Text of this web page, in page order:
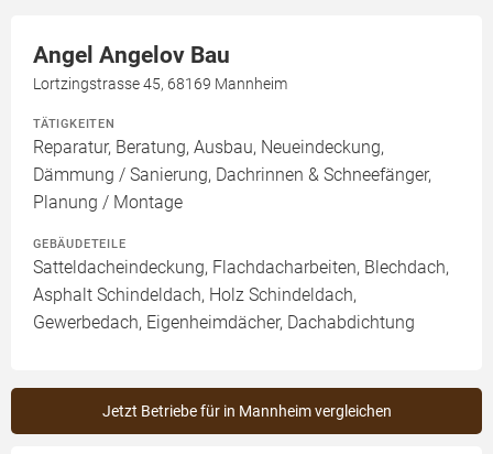
Angel Angelov Bau
Lortzingstrasse 45, 68169 Mannheim
TÄTIGKEITEN
Reparatur, Beratung, Ausbau, Neueindeckung,
Dämmung / Sanierung, Dachrinnen & Schneefänger,
Planung / Montage
GEBÄUDETEILE
Satteldacheindeckung, Flachdacharbeiten, Blechdach,
Asphalt Schindeldach, Holz Schindeldach,
Gewerbedach, Eigenheimdächer, Dachabdichtung
Jetzt Betriebe für in Mannheim vergleichen